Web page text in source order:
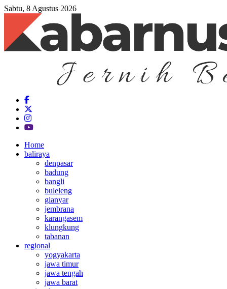
Sabtu, 8 Agustus 2026
Home
baliraya
denpasar
badung
bangli
buleleng
gianyar
jembrana
karangasem
klungkung
tabanan
regional
yogyakarta
jawa timur
jawa tengah
jawa barat